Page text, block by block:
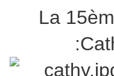
La